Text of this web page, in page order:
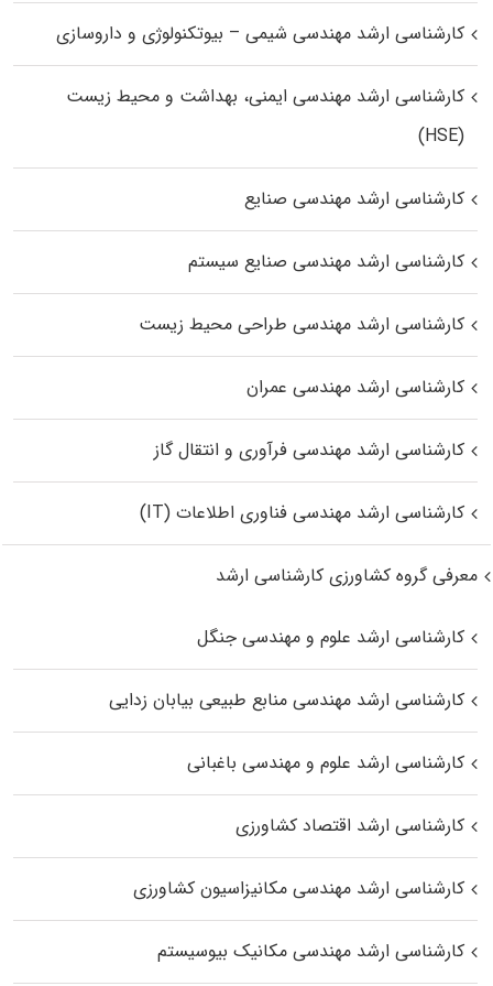
کارشناسی ارشد مهندسی شیمی – بیوتکنولوژی و داروسازی
کارشناسی ارشد مهندسی ایمنی، بهداشت و محیط زیست
(HSE)
کارشناسی ارشد مهندسی صنایع
کارشناسی ارشد مهندسی صنایع سیستم
کارشناسی ارشد مهندسی طراحی محیط زیست
کارشناسی ارشد مهندسی عمران
کارشناسی ارشد مهندسی فرآوری و انتقال گاز
کارشناسی ارشد مهندسی فناوری اطلاعات (IT)
معرفی گروه کشاورزی کارشناسی ارشد
کارشناسی ارشد علوم و مهندسی جنگل
کارشناسی ارشد مهندسی منابع طبیعی بیابان زدایی
کارشناسی ارشد علوم و مهندسی باغبانی
کارشناسی ارشد اقتصاد کشاورزی
کارشناسی ارشد مهندسی مکانیزاسیون کشاورزی
کارشناسی ارشد مهندسی مکانیک بیوسیستم